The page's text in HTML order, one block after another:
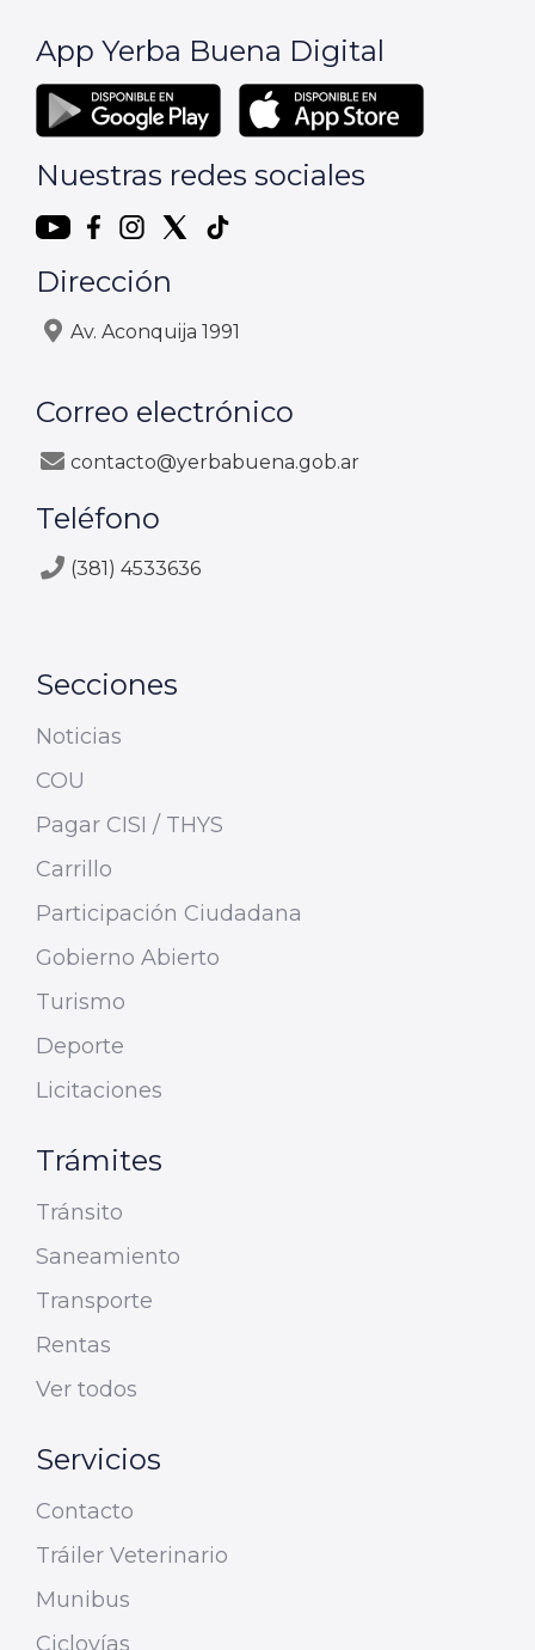
App Yerba Buena Digital
Nuestras redes sociales
Dirección
Av. Aconquija 1991
Correo electrónico
contacto@yerbabuena.gob.ar
Teléfono
(381) 4533636
Secciones
Noticias
COU
Pagar CISI / THYS
Carrillo
Participación Ciudadana
Gobierno Abierto
Turismo
Deporte
Licitaciones
Trámites
Tránsito
Saneamiento
Transporte
Rentas
Ver todos
Servicios
Contacto
Tráiler Veterinario
Munibus
Ciclovías